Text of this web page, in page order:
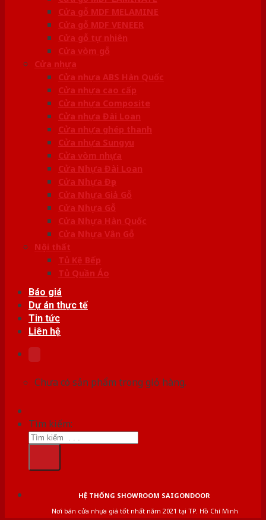
Cửa gỗ MDF MELAMINE
Cửa gỗ MDF VENEER
Cửa gỗ tự nhiên
Cửa vòm gỗ
Cửa nhựa
Cửa nhựa ABS Hàn Quốc
Cửa nhựa cao cấp
Cửa nhựa Composite
Cửa nhựa Đài Loan
Cửa nhựa ghép thanh
Cửa nhựa Sungyu
Cửa vòm nhựa
Cửa Nhựa Đài Loan
Cửa Nhựa Đẹp
Cửa Nhựa Giả Gỗ
Cửa Nhựa Gỗ
Cửa Nhựa Hàn Quốc
Cửa Nhựa Vân Gỗ
Nội thất
Tủ Kệ Bếp
Tủ Quần Áo
Báo giá
Dự án thực tế
Tin tức
Liên hệ
Chưa có sản phẩm trong giỏ hàng.
Tìm kiếm:
HỆ THỐNG SHOWROOM SAIGONDOOR
Nơi bán cửa nhựa giá tốt nhất năm 2021 tại TP. Hồ Chí Minh